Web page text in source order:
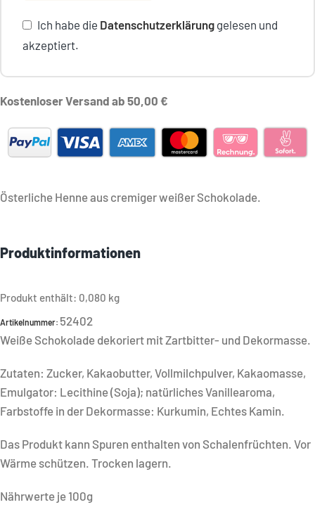
Ich habe die Datenschutzerklärung gelesen und
akzeptiert.
Kostenloser Versand ab 50,00 €
Österliche Henne aus cremiger weißer Schokolade.
Produktinformationen
Produkt enthält: 0,080 kg
Artikelnummer: 52402
Weiße Schokolade dekoriert mit Zartbitter- und Dekormasse.
Zutaten: Zucker, Kakaobutter, Vollmilchpulver, Kakaomasse,
Emulgator: Lecithine (Soja); natürliches Vanillearoma,
Farbstoffe in der Dekormasse: Kurkumin, Echtes Kamin.
Das Produkt kann Spuren enthalten von Schalenfrüchten. Vor
Wärme schützen. Trocken lagern.
Nährwerte je 100g